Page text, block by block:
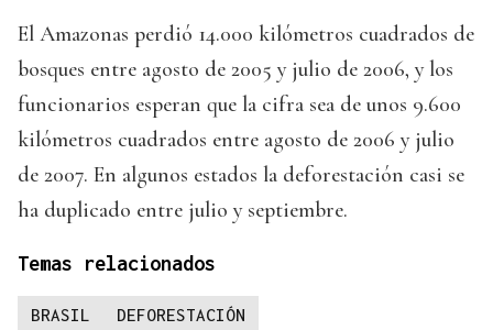
El Amazonas perdió 14.000 kilómetros cuadrados de
bosques entre agosto de 2005 y julio de 2006, y los
funcionarios esperan que la cifra sea de unos 9.600
kilómetros cuadrados entre agosto de 2006 y julio
de 2007. En algunos estados la deforestación casi se
ha duplicado entre julio y septiembre.
Temas relacionados
BRASIL DEFORESTACIÓN